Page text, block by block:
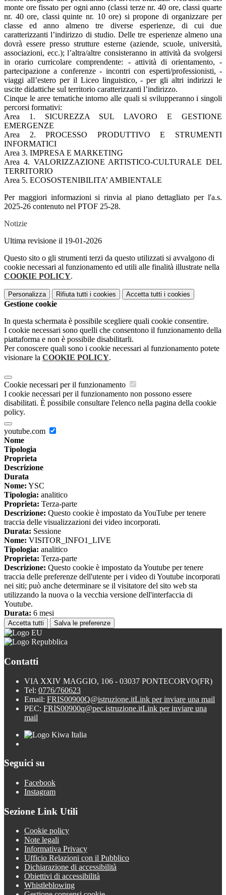
monte ore fissato per ogni anno (classi terze nr. 40 ore, classi quarte
nr. 40 ore, classi quinte nr. 10 ore) si propone di organizzare per
classe ed anno almeno tre diverse esperienze, di cui due
caratterizzanti l’indirizzo di studio. Delle tre esperienze almeno una
dovrà essere presso strutture esterne (aziende, scuole, università,
associazioni, ecc.); l’altra/altre consisteranno in attività da svolgersi
in orario curricolare comprendente: - attività di orientamento, -
partecipazione a conferenze - incontri con esperti/professionisti, -
viaggi all’estero per il Liceo linguistico, - per gli altri indirizzi le
uscite didattiche sul territorio caratterizzanti l’indirizzo.
Cinque le aree tematiche intorno alle quali si svilupperanno i singoli
percorsi formativi:
Area 1. SICUREZZA SUL LAVORO E GESTIONE
EMERGENZE
Area 2. PROCESSO PRODUTTIVO E STRUMENTI
INFORMATICI
Area 3. IMPRESA E MARKETING
Area 4. VALORIZZAZIONE ARTISTICO-CULTURALE DEL
TERRITORIO
Area 5. ECOSOSTENIBILITA’ AMBIENTALE
Per maggiori informazioni si rinvia al piano dettagliato per l'a.s.
2025-26 contenuto nel PTOF 25-28.
Notizie
Ultima revisione il 19-01-2026
Questo sito o gli strumenti terzi da questo utilizzati si avvalgono di
cookie necessari al funzionamento ed utili alle finalità illustrate nella
COOKIE POLICY.
Personalizza Rifiuta tutti i cookies Accetta tutti i cookies
Gestione cookie
In questa schermata è possibile scegliere quali cookie consentire.
I cookie necessari sono quelli che consentono il funzionamento della
piattaforma e non è possibile disabilitarli.
Per conoscere quali sono i cookie necessari al funzionamento potete
visionare la COOKIE POLICY.
Cookie necessari per il funzionamento
I cookie necessari per il funzionamento non possono essere
disabilitati. È possibile consultare l'elenco nella pagina della cookie
policy.
youtube.com
Nome
Tipologia
Proprieta
Descrizione
Durata
Nome: YSC
Tipologia: analitico
Proprieta: Terza-parte
Descrizione: Questo cookie è impostato da YouTube per tenere
traccia delle visualizzazioni dei video incorporati.
Durata: Sessione
Nome: VISITOR_INFO1_LIVE
Tipologia: analitico
Proprieta: Terza-parte
Descrizione: Questo cookie è impostato da Youtube per tenere
traccia delle preferenze dell'utente per i video di Youtube incorporati
nei siti; può anche determinare se il visitatore del sito web sta
utilizzando la nuova o la vecchia versione dell'interfaccia di
Youtube.
Durata: 6 mesi
Accetta tutti Salva le preferenze
Contatti
VIA XXIV MAGGIO, 106 - 03037 PONTECORVO(FR)
Tel: 0776/760623
Email: FRIS00900Q@istruzione.itLink per inviare una mail
PEC: FRIS00900q@pec.istruzione.itLink per inviare una
mail
Seguici su
Facebook
Instagram
Sezione Link Utili
Cookie policy
Note legali
Informativa Privacy
Ufficio Relazioni con il Pubblico
Dichiarazione di accessibilità
Obiettivi di accessibilità
Whistleblowing